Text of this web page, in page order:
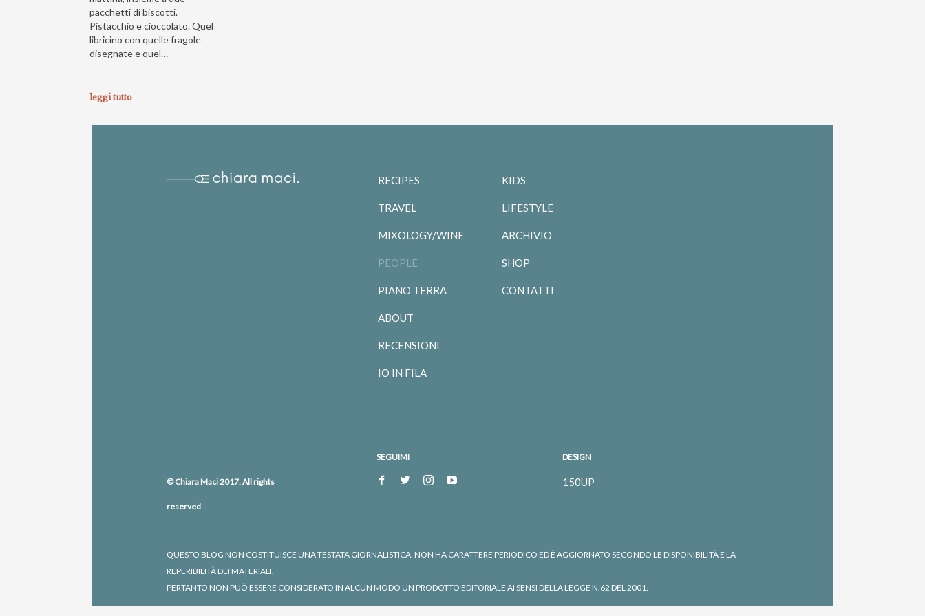
pacchetti di biscotti.
Pistacchio e cioccolato. Quel
libricino con quelle fragole
disegnate e quel…
leggi tutto
RECIPES
TRAVEL
MIXOLOGY/WINE
PEOPLE
PIANO TERRA
KIDS
LIFESTYLE
ARCHIVIO
SHOP
CONTATTI
ABOUT
RECENSIONI
IO IN FILA
© Chiara Maci 2017. All rights
reserved
SEGUIMI DESIGN
150UP
QUESTO BLOG NON COSTITUISCE UNA TESTATA GIORNALISTICA. NON HA CARATTERE PERIODICO ED È AGGIORNATO SECONDO LE DISPONIBILITÀ E LA
REPERIBILITÀ DEI MATERIALI.
PERTANTO NON PUÒ ESSERE CONSIDERATO IN ALCUN MODO UN PRODOTTO EDITORIALE AI SENSI DELLA LEGGE N.62 DEL 2001.